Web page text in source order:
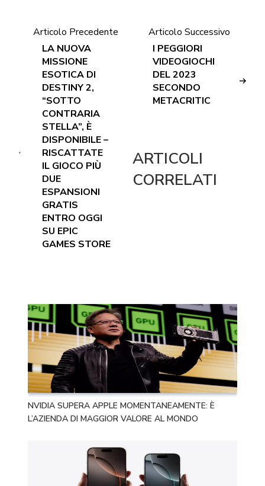
Articolo Precedente
LA NUOVA
MISSIONE
ESOTICA DI
DESTINY 2,
“SOTTO
CONTRARIA
STELLA”, È
DISPONIBILE –
RISCATTATE
IL GIOCO PIÙ
DUE
ESPANSIONI
GRATIS
ENTRO OGGI
SU EPIC
GAMES STORE
Articolo Successivo
I PEGGIORI
VIDEOGIOCHI
DEL 2023
SECONDO
METACRITIC
ARTICOLI
CORRELATI
NVIDIA SUPERA APPLE MOMENTANEAMENTE: È
L’AZIENDA DI MAGGIOR VALORE AL MONDO